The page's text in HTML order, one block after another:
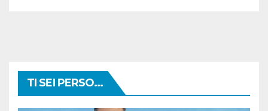
TI SEI PERSO...